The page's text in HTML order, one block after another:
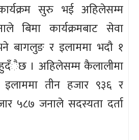
सुरु भई अहिलेसम्म
बिमा कार्यक्रमबाट सेवा
बागलुङ र इलाममा भदौ १
। अहिलेसम्म कैलालीमा
तीन हजार ९३६ र
५८७ जनाले सदस्यता दर्ता